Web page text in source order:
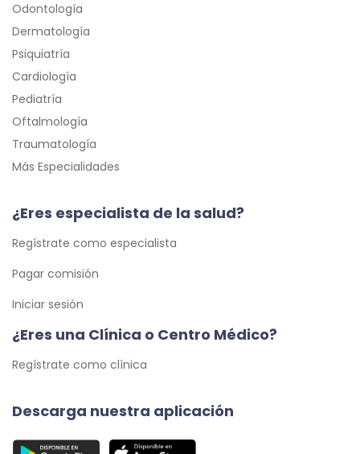
Odontología
Dermatología
Psiquiatría
Cardiología
Pediatría
Oftalmología
Traumatología
Más Especialidades
¿Eres especialista de la salud?
Regístrate como especialista
Pagar comisión
Iniciar sesión
¿Eres una Clínica o Centro Médico?
Regístrate como clínica
Descarga nuestra aplicación